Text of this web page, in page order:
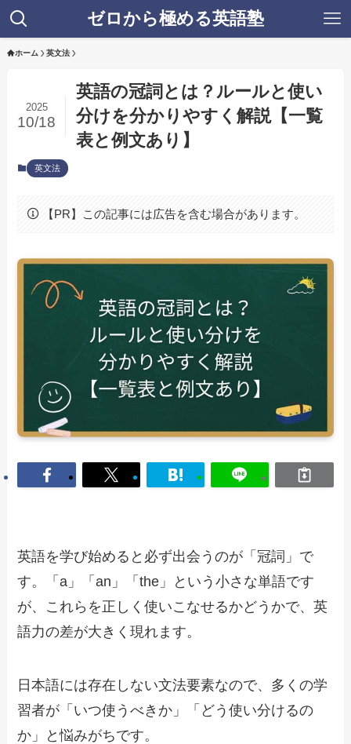
ゼロから極める英語塾
ホーム 英文法
英語の冠詞とは？ルールと使い
分けを分かりやすく解説【一覧
表と例文あり】
2025
10/18
英文法
【PR】この記事には広告を含む場合があります。
英語を学び始めると必ず出会うのが「冠詞」で
す。「a」「an」「the」という小さな単語です
が、これらを正しく使いこなせるかどうかで、英
語力の差が大きく現れます。
日本語には存在しない文法要素なので、多くの学
習者が「いつ使うべきか」「どう使い分けるの
か」と悩みがちです。